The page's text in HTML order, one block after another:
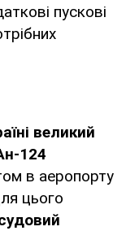
пускові
великий
124
в аеропорту
цього